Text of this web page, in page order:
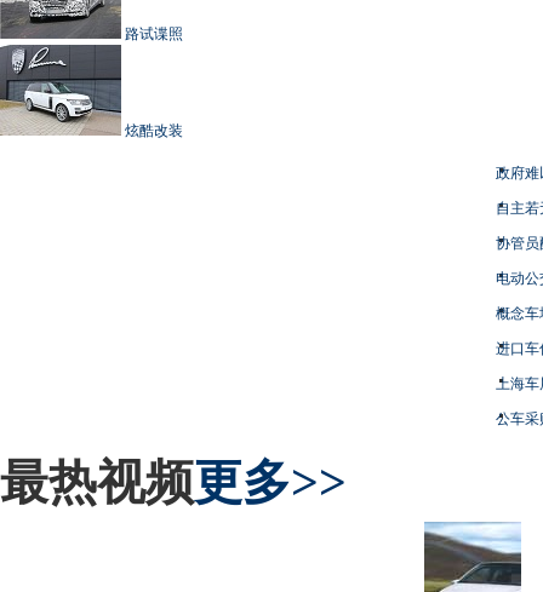
路试谍照
炫酷改装
政府难
自主
协管员
电动
概念车
进口车
上海
公车采
最热视频更多>>